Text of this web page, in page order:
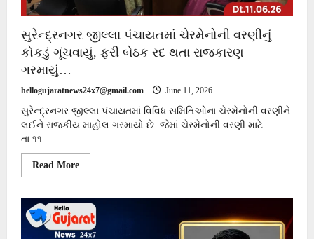
સુરેન્દ્રનગર જીલ્લા પંચાયતમાં ચેરમેનોની વરણીનું
કોકડું ગૂંચવાયું, ફરી બેઠક રદ થતા રાજકારણ
ગરમાયું…
hellogujaratnews24x7@gmail.com June 11, 2026
સુરેન્દ્રનગર જીલ્લા પંચાયતમાં વિવિધ સમિતિઓના ચેરમેનોની વરણીને
લઈને રાજકીય માહોલ ગરમાયો છે. જેમાં ચેરમેનોની વરણી માટે
તા.૧૧...
Read MoreRead
જીલ્લા
પંચાયતમાં
ચેરમેનોની
વરણીનું